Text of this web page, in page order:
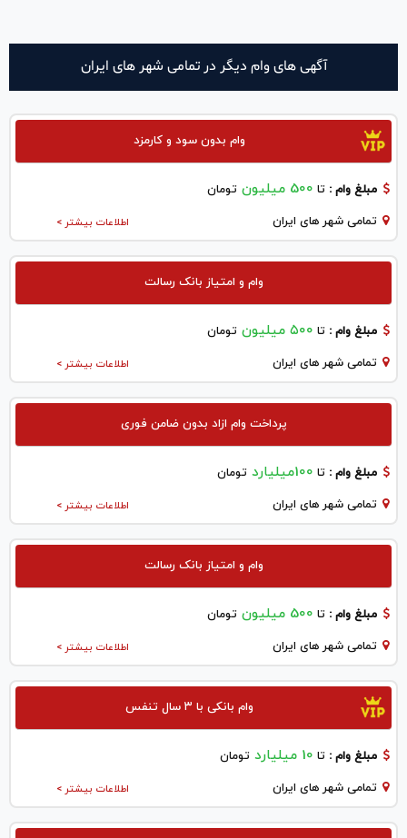
آگهی های وام دیگر در تمامی شهر های ایران
وام بدون سود و کارمزد
مبلغ وام : تا 500 میلیون تومان
اطلاعات بیشتر > تمامی شهر های ایران
وام و امتیاز بانک رسالت
مبلغ وام : تا ۵۰۰ میلیون تومان
اطلاعات بیشتر > تمامی شهر های ایران
پرداخت وام ازاد بدون ضامن فوری
مبلغ وام : تا 100میلیارد تومان
اطلاعات بیشتر > تمامی شهر های ایران
وام و امتیاز بانک رسالت
مبلغ وام : تا 500 میلیون تومان
اطلاعات بیشتر > تمامی شهر های ایران
وام بانکی با ۳ سال تنفس
مبلغ وام : تا 10 میلیارد تومان
اطلاعات بیشتر > تمامی شهر های ایران